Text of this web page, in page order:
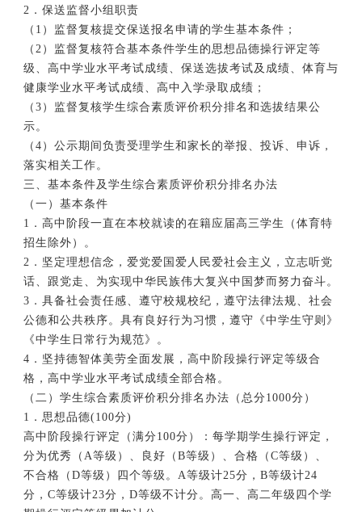
2．保送监督小组职责
（1）监督复核提交保送报名申请的学生基本条件；
（2）监督复核符合基本条件学生的思想品德操行评定等
级、高中学业水平考试成绩、保送选拔考试及成绩、 体育与
健康学业水平考试成绩、高中入学录取成绩；
（3）监督复核学生综合素质评价积分排名和选拔结果公
示。
（4）公示期间负责受理学生和家长的举报、投诉、申诉，
落实相关工作。
三、基本条件及学生综合素质评价积分排名办法
（一）基本条件
1．高中阶段一直在本校就读的在籍应届高三学生（体育特
招生除外）。
2．坚定理想信念，爱党爱国爱人民爱社会主义，立志听党
话、跟党走、为实现中华民族伟大复兴中国梦而努力奋斗。
3．具备社会责任感、遵守校规校纪，遵守法律法规、社会
公德和公共秩序。具有良好行为习惯，遵守《中学生守则》
《中学生日常行为规范》。
4．坚持德智体美劳全面发展，高中阶段操行评定等级合
格，高中学业水平考试成绩全部合格。
（二）学生综合素质评价积分排名办法（总分1000分）
1．思想品德(100分)
高中阶段操行评定（满分100分）：每学期学生操行评定，
分为优秀（A等级）、良好（B等级）、合格（C等级）、
不合格（D等级）四个等级。A等级计25分，B等级计24
分，C等级计23分，D等级不计分。高一、高二年级四个学